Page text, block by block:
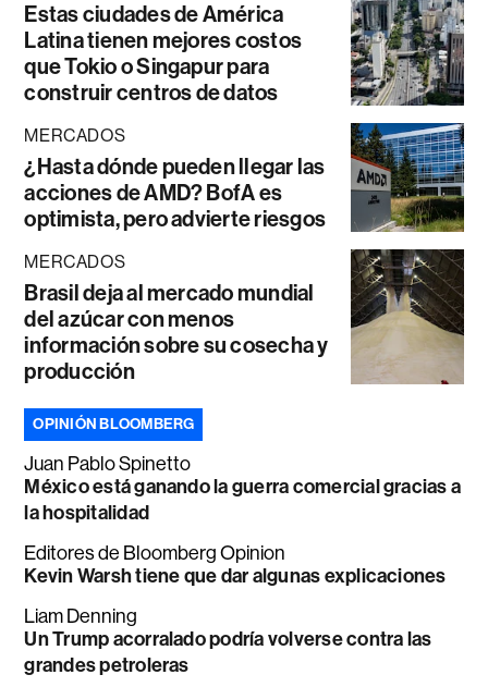
Estas ciudades de América
Latina tienen mejores costos
que Tokio o Singapur para
construir centros de datos
MERCADOS
¿Hasta dónde pueden llegar las
acciones de AMD? BofA es
optimista, pero advierte riesgos
MERCADOS
Brasil deja al mercado mundial
del azúcar con menos
información sobre su cosecha y
producción
OPINIÓN BLOOMBERG
Juan Pablo Spinetto
México está ganando la guerra comercial gracias a
la hospitalidad
Editores de Bloomberg Opinion
Kevin Warsh tiene que dar algunas explicaciones
Liam Denning
Un Trump acorralado podría volverse contra las
grandes petroleras